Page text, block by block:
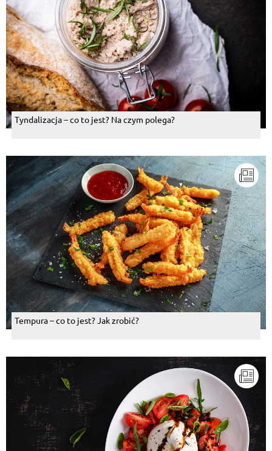
Tyndalizacja – co to jest? Na czym polega?
Tempura – co to jest? Jak zrobić?